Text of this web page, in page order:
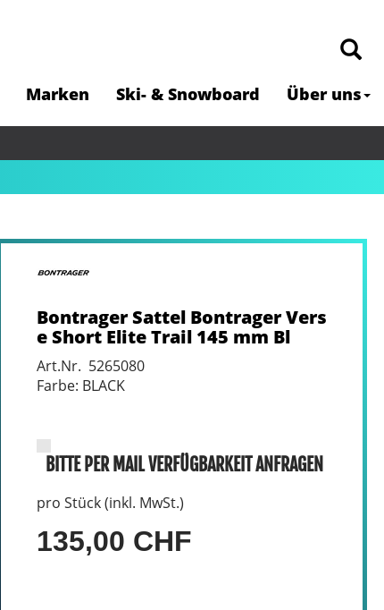
Marken Ski- & Snowboard Über uns
Bontrager Sattel Bontrager Vers
e Short Elite Trail 145 mm Bl
Art.Nr. 5265080
Farbe: BLACK
BITTE PER MAIL VERFÜGBARKEIT ANFRAGEN
pro Stück (inkl. MwSt.)
135,00 CHF